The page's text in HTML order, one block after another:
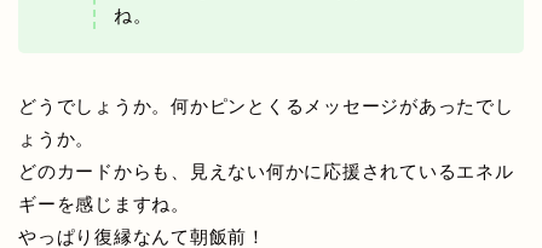
ね。
どうでしょうか。何かピンとくるメッセージがあったでし
ょうか。
どのカードからも、見えない何かに応援されているエネル
ギーを感じますね。
やっぱり復縁なんて朝飯前！